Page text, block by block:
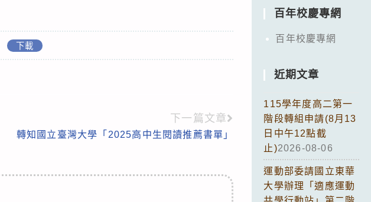
下載
下一篇文章
轉知國立臺灣大學「2025高中生閱讀推薦書單」
百年校慶專網
百年校慶專網
近期文章
115學年度高二第一
階段轉組申請(8月13
日中午12點截
止)2026-08-06
運動部委請國立東華
大學辦理「適應運動